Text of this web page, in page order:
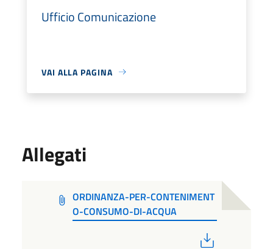
Ufficio Comunicazione
VAI ALLA PAGINA
Allegati
ORDINANZA-PER-CONTENIMENT
O-CONSUMO-DI-ACQUA